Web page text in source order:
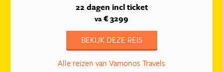
22 dagen incl ticket
va € 3299
BEKIJK DEZE REIS
Alle reizen van Vamonos Travels